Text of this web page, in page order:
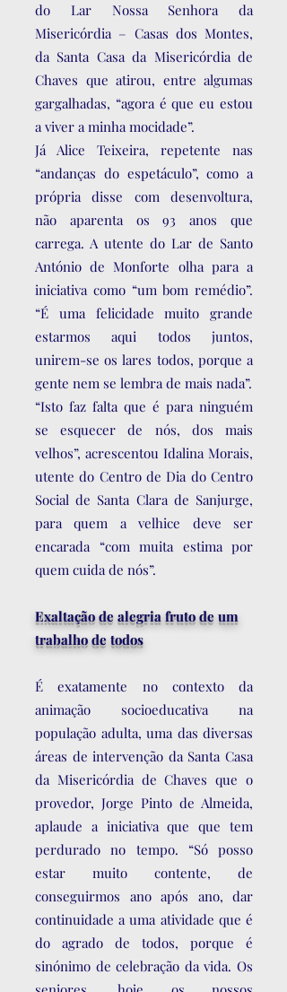
do Lar Nossa Senhora da
Misericórdia – Casas dos Montes,
da Santa Casa da Misericórdia de
Chaves que atirou, entre algumas
gargalhadas, “agora é que eu estou
a viver a minha mocidade”.
Já Alice Teixeira, repetente nas
“andanças do espetáculo”, como a
própria disse com desenvoltura,
não aparenta os 93 anos que
carrega. A utente do Lar de Santo
António de Monforte olha para a
iniciativa como “um bom remédio”.
“É uma felicidade muito grande
estarmos aqui todos juntos,
unirem-se os lares todos, porque a
gente nem se lembra de mais nada”.
“Isto faz falta que é para ninguém
se esquecer de nós, dos mais
velhos”, acrescentou Idalina Morais,
utente do Centro de Dia do Centro
Social de Santa Clara de Sanjurge,
para quem a velhice deve ser
encarada “com muita estima por
quem cuida de nós”.
Exaltação de alegria fruto de um
trabalho de todos
É exatamente no contexto da
animação socioeducativa na
população adulta, uma das diversas
áreas de intervenção da Santa Casa
da Misericórdia de Chaves que o
provedor, Jorge Pinto de Almeida,
aplaude a iniciativa que que tem
perdurado no tempo. “Só posso
estar muito contente, de
conseguirmos ano após ano, dar
continuidade a uma atividade que é
do agrado de todos, porque é
sinónimo de celebração da vida. Os